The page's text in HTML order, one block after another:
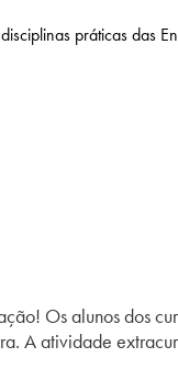
práticas das
Os alunos dos
A atividade